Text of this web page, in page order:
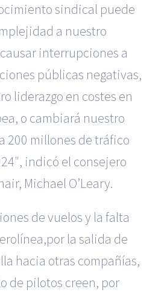
sindical puede
a nuestro
interrupciones a
públicas negativas,
liderazgo en costes en
o cambiará nuestro
200 millones de tráfico
indicó el consejero
Michael O’Leary.
de vuelos y la falta
por la salida de
hacia otras compañías,
de pilotos creen, por